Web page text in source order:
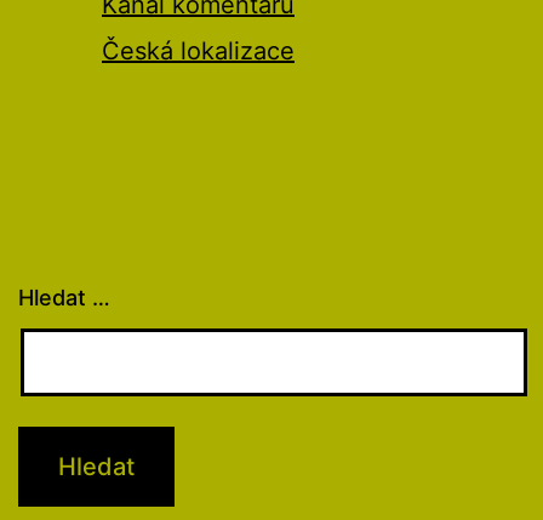
Česká lokalizace
Hledat …